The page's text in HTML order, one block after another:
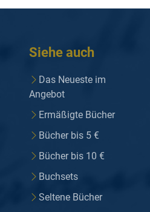
Siehe auch
Das Neueste im
Angebot
Ermäßigte Bücher
Bücher bis 5 €
Bücher bis 10 €
Buchsets
Seltene Bücher